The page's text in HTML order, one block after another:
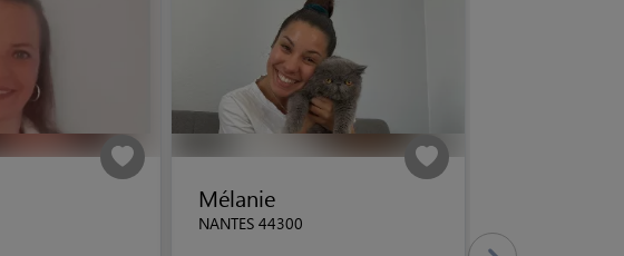
Mélanie
NANTES 44300